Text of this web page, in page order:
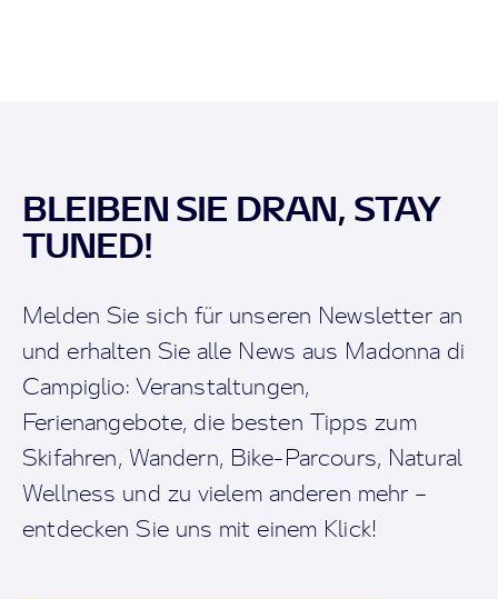
BLEIBEN SIE DRAN, STAY
TUNED!
Melden Sie sich für unseren Newsletter an
und erhalten Sie alle News aus Madonna di
Campiglio: Veranstaltungen,
Ferienangebote, die besten Tipps zum
Skifahren, Wandern, Bike-Parcours, Natural
Wellness und zu vielem anderen mehr –
entdecken Sie uns mit einem Klick!